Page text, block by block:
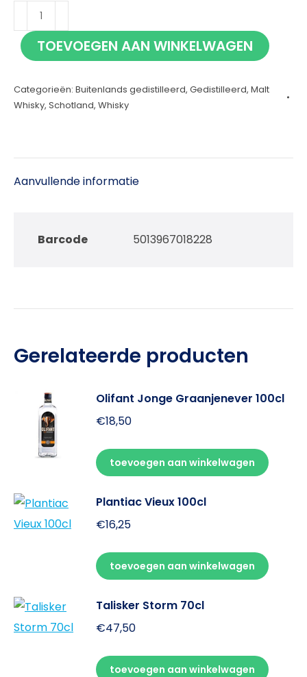
Dalmore
21
jaar
aantal
TOEVOEGEN AAN WINKELWAGEN
Categorieën: Buitenlands gedistilleerd, Gedistilleerd, Malt
Whisky, Schotland, Whisky
Aanvullende informatie
Barcode 5013967018228
Gerelateerde producten
Olifant Jonge Graanjenever 100cl
€18,50
toevoegen aan winkelwagen
Plantiac Vieux 100cl
€16,25
toevoegen aan winkelwagen
Talisker Storm 70cl
€47,50
toevoegen aan winkelwagen